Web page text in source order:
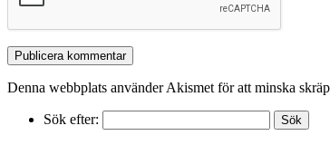
Denna webbplats använder Akismet för att minska
Sök efter: